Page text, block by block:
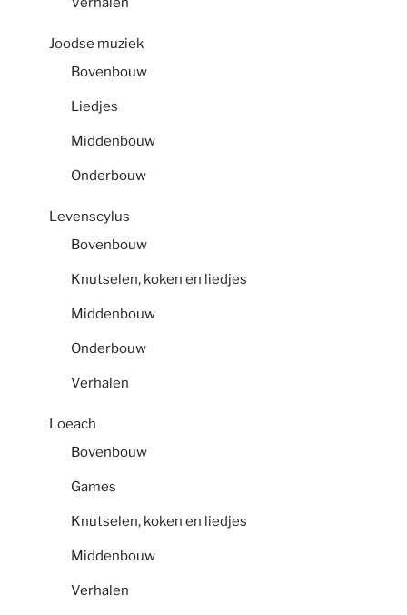
Joodse muziek
Bovenbouw
Liedjes
Middenbouw
Onderbouw
Levenscylus
Bovenbouw
Knutselen, koken en liedjes
Middenbouw
Onderbouw
Verhalen
Loeach
Bovenbouw
Games
Knutselen, koken en liedjes
Middenbouw
Verhalen